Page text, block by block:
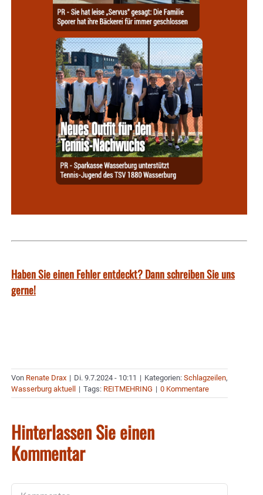
Haben Sie einen Fehler entdeckt? Dann schreiben Sie uns
gerne!
Von Renate Drax | Di. 9.7.2024 - 10:11 | Kategorien: Schlagzeilen,
Wasserburg aktuell | Tags: REITMEHRING | 0 Kommentare
Hinterlassen Sie einen
Kommentar